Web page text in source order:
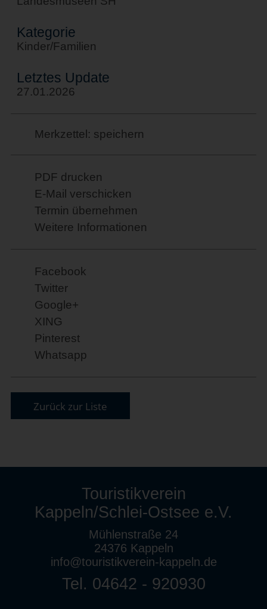
Kategorie
Kinder/Familien
Letztes Update
27.01.2026
Merkzettel: speichern
PDF drucken
E-Mail verschicken
Termin übernehmen
Weitere Informationen
Facebook
Twitter
Google+
XING
Pinterest
Whatsapp
Zurück zur Liste
Touristikverein
Kappeln/Schlei-Ostsee e.V.
Mühlenstraße 24
24376 Kappeln
info@touristikverein-kappeln.de
Tel. 04642 - 920930